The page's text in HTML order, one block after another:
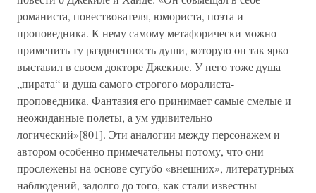
романиста, повествователя, юмориста, поэта и
проповедника. К нему самому метафорически можно
применить ту раздвоенность души, которую он так ярко
выставил в своем докторе Джекиле. У него тоже душа
„пирата“ и душа самого строгого моралиста-
проповедника. Фантазия его принимает самые смелые и
неожиданные полеты, а ум удивительно
логический»[801]. Эти аналогии между персонажем и
автором особенно примечательны потому, что они
прослежены на основе сугубо «внешних», литературных
наблюдений, задолго до того, как стали известны